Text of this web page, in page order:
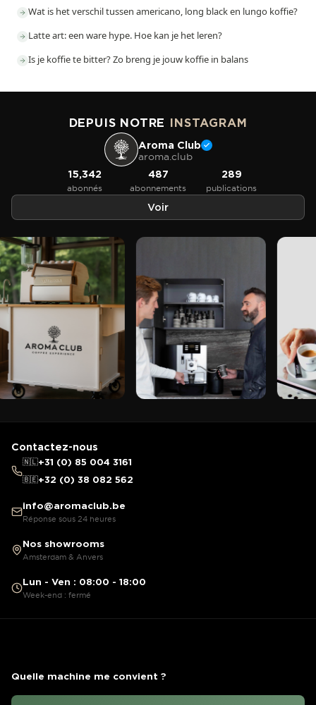
Wat is het verschil tussen americano, long black en lungo koffie?
Latte art: een ware hype. Hoe kan je het leren?
Is je koffie te bitter? Zo breng je jouw koffie in balans
DEPUIS NOTRE INSTAGRAM
Aroma Club
aroma.club
15,342
abonnés
487
abonnements
289
publications
Voir
Contactez-nous
🇳🇱+31 (0) 85 004 3161
🇧🇪+32 (0) 38 082 562
info@aromaclub.be
Réponse sous 24 heures
Nos showrooms
Amsterdam & Anvers
Lun - Ven : 08:00 - 18:00
Week-end : fermé
Quelle machine me convient ?